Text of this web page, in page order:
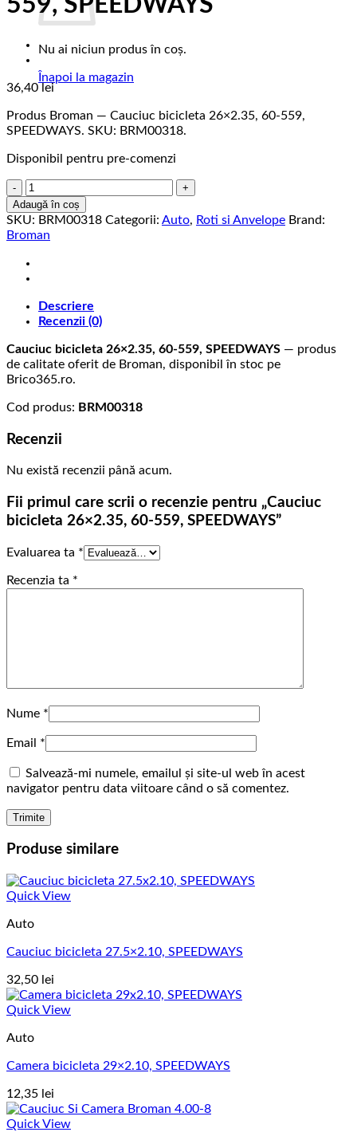
Nu ai niciun produs în coș.
Înapoi la magazin
559, SPEEDWAYS
36,40 lei
Produs Broman — Cauciuc bicicleta 26×2.35, 60-559,
SPEEDWAYS. SKU: BRM00318.
Disponibil pentru pre-comenzi
Cantitate
Cauciuc
bicicleta
26x2.35,
559,
SPEEDWAYS
Adaugă în coș
SKU: BRM00318 Categorii: Auto, Roti si Anvelope Brand:
Broman
Descriere
Recenzii (0)
Cauciuc bicicleta 26×2.35, 60-559, SPEEDWAYS — produs
de calitate oferit de Broman, disponibil în stoc pe
Brico365.ro.
Cod produs: BRM00318
Recenzii
Nu există recenzii până acum.
Fii primul care scrii o recenzie pentru „Cauciuc
bicicleta 26×2.35, 60-559, SPEEDWAYS”
Evaluarea ta *
Recenzia ta *
Nume *
Email *
Salvează-mi numele, emailul și site-ul web în acest
navigator pentru data viitoare când o să comentez.
Produse similare
Quick View
Auto
Cauciuc bicicleta 27.5×2.10, SPEEDWAYS
32,50 lei
Quick View
Auto
Camera bicicleta 29×2.10, SPEEDWAYS
12,35 lei
Quick View